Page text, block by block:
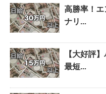
高勝率！エ
ナリ...
【大好評
最短...